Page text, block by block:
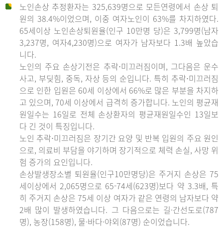
노인손상 추정환자는 325,639명으로 모든연령에서 손상 퇴
원의 38.4%이었으며, 이중 여자노인이 63%를 차지하였다.
65세이상 노인손상퇴원율(인구 10만명 당)은 3,799명(남자
3,237명, 여자4,230명)으로 여자가 남자보다 1.3배 높았습
니다.
노인의 주요 손상기전은 추락⋅미끄러짐이며, 그다음은 운수
사고, 부딪힘, 중독, 자상 등의 순입니다. 특히 추락⋅미끄러짐
으로 인한 입원은 60세 이상에서 66%로 많은 부분을 차지하
고 있으며, 70세 이상에서 급격히 증가합니다. 노인의 평균재
원일수는 16일로 전체 손상환자의 평균재원일수인 13일보
다 긴 것이 특징입니다.
노인 추락⋅미끄러짐은 장기간 요양 및 반복 입원의 주요 원인
으로, 의료비 부담을 야기하며 장기적으로 체력 손실, 사망 위
험 증가의 요인입니다.
손상발생장소별 퇴원율(인구10만명당)은 주거지 손상은 75
세이상에서 2,065명으로 65-74세(623명)보다 약 3.3배, 특
히 주거지 손상은 75세 이상 여자가 같은 연령의 남자보다 약
2배 많이 발생하였습니다. 그 다음으로는 길·간선도로(787
명), 농장(158명), 물·바다·야외(87명) 순이었습니다.